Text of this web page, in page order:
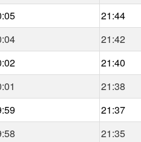
21:44
21:42
21:40
21:38
21:37
21:35